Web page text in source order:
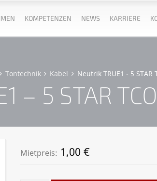
KOMPETENZEN NEWS KARRIERE
Tontechnik Kabel Neutrik TRUE1 - 5 STAR
– 5 STAR
Mietpreis: 1,00 €